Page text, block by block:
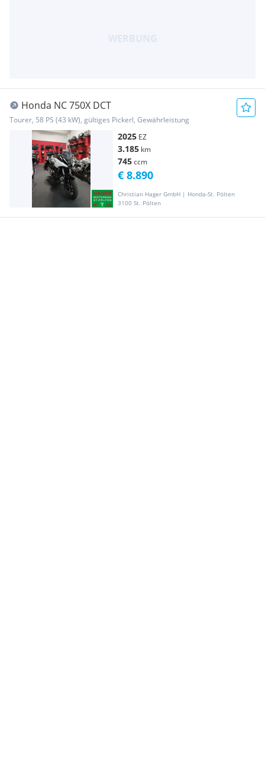
Honda NC 750X DCT
Tourer, 58 PS (43 kW), gültiges Pickerl, Gewährleistung
2025 EZ
3.185 km
745ccm
Christian Hager GmbH | Honda-St. Pölten
3100 St. Pölten
€ 8.890